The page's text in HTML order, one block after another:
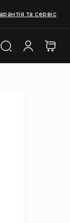
та сервіс